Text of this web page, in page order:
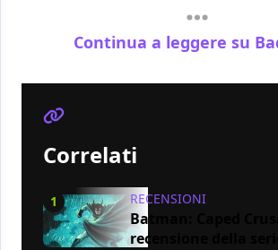
Continua a leggere su
Correlati
1 RECENSIONI
Batman: Caped
recensione della